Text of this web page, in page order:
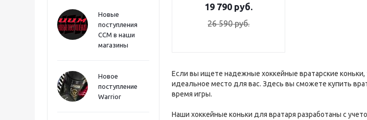
Новые
поступления
CCM в наши
магазины
Новое
поступление
Warrior
19 790 руб.
26 590руб.
Если вы ищете надежные хоккейные вратарские коньки,
идеальное место для вас. Здесь вы сможете купить
время игры.
Наши хоккейные коньки для вратаря разработаны с